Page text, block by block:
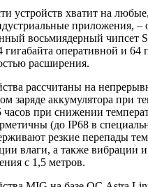
устройств хватит на
приложения, –
восьмиядерный чипсет
гигабайта оперативной и 64
расширения.
рассчитаны на
заряде аккумулятора при
при снижении
(до IP68 в
резкие перепады
влаги, а также вибрации и
с 1,5 метров.